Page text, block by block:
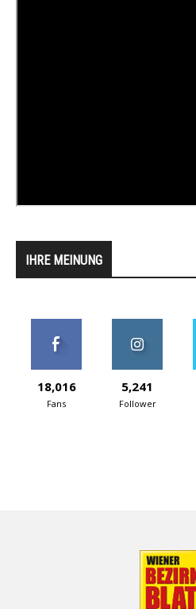
IHRE MEINUNG
18,016
Fans
5,241
Follower